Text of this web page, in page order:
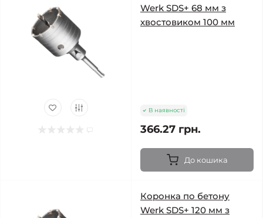
Werk SDS+ 68 мм з
хвостовиком 100 мм
В наявності
366.27 грн.
До кошика
Коронка по бетону
Werk SDS+ 120 мм з